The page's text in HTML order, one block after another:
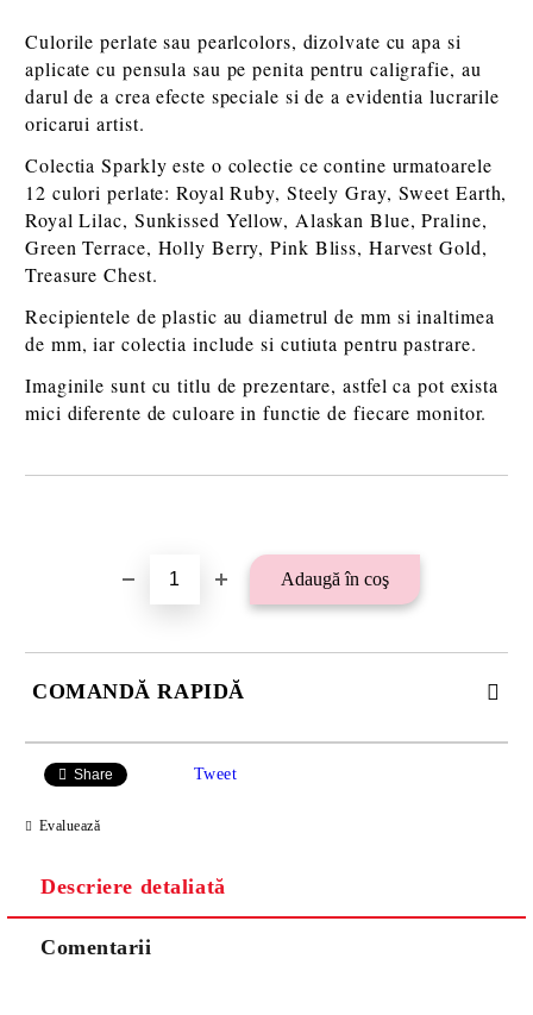
Culorile perlate sau pearlcolors, dizolvate cu apa si
aplicate cu pensula sau pe penita pentru caligrafie, au
darul de a crea efecte speciale si de a evidentia lucrarile
oricarui artist.
Colectia Sparkly este o colectie ce contine urmatoarele
12 culori perlate: Royal Ruby, Steely Gray, Sweet Earth,
Royal Lilac, Sunkissed Yellow, Alaskan Blue, Praline,
Green Terrace, Holly Berry, Pink Bliss, Harvest Gold,
Treasure Chest.
Recipientele de plastic au diametrul de mm si inaltimea
de mm, iar colectia include si cutiuta pentru pastrare.
Imaginile sunt cu titlu de prezentare, astfel ca pot exista
mici diferente de culoare in functie de fiecare monitor.
COMANDĂ RAPIDĂ
SAU 15 LEI TAXA TRANSPORT PENTRU PLATA CU
Share Tweet
Evaluează
Descriere detaliată
Comentarii